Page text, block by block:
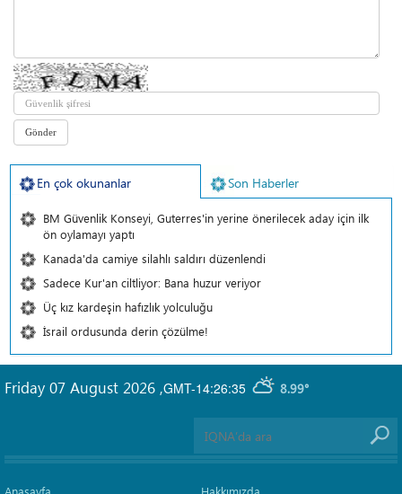
En çok okunanlar Son Haberler
BM Güvenlik Konseyi, Guterres'in yerine önerilecek aday için ilk
ön oylamayı yaptı
Kanada'da camiye silahlı saldırı düzenlendi
Sadece Kur'an ciltliyor: Bana huzur veriyor
Üç kız kardeşin hafızlık yolculuğu
İsrail ordusunda derin çözülme!
GMT-14:26:35 8.99°
Friday 07 August 2026 ,